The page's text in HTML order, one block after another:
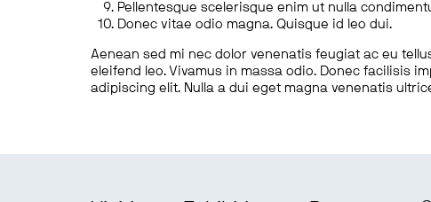
Pellentesque scelerisque enim ut nulla
Donec vitae odio magna. Quisque id leo dui.
Aenean sed mi nec dolor venenatis feugiat ac eu
eleifend leo. Vivamus in massa odio. Donec facilisis
adipiscing elit. Nulla a dui eget magna venenatis